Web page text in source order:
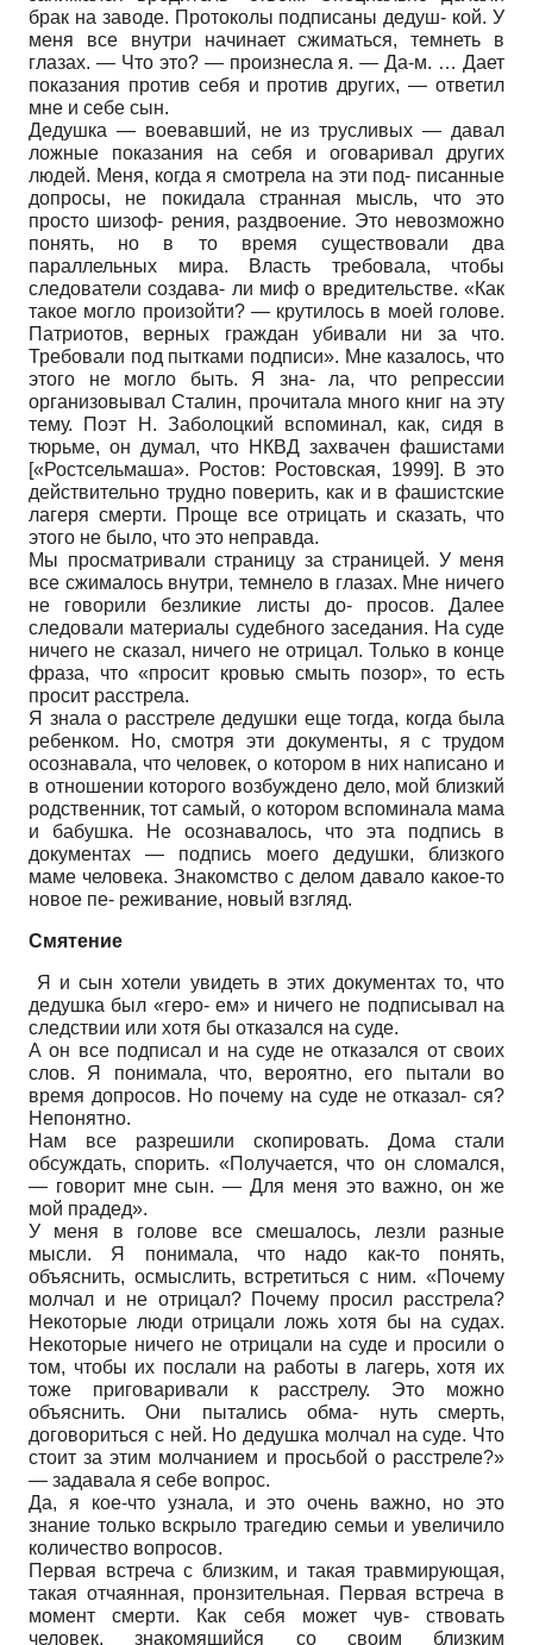
брак на заводе. Протоколы подписаны дедуш- кой. У
меня все внутри начинает сжиматься, темнеть в
глазах. — Что это? — произнесла я. — Да-м. … Дает
показания против себя и против других, — ответил
мне и себе сын.
Дедушка — воевавший, не из трусливых — давал
ложные показания на себя и оговаривал других
людей. Меня, когда я смотрела на эти под- писанные
допросы, не покидала странная мысль, что это
просто шизоф- рения, раздвоение. Это невозможно
понять, но в то время существовали два
параллельных мира. Власть требовала, чтобы
следователи создава- ли миф о вредительстве. «Как
такое могло произойти? — крутилось в моей голове.
Патриотов, верных граждан убивали ни за что.
Требовали под пытками подписи». Мне казалось, что
этого не могло быть. Я зна- ла, что репрессии
организовывал Сталин, прочитала много книг на эту
тему. Поэт Н. Заболоцкий вспоминал, как, сидя в
тюрьме, он думал, что НКВД захвачен фашистами
[«Ростсельмаша». Ростов: Ростовская, 1999]. В это
действительно трудно поверить, как и в фашистские
лагеря смерти. Проще все отрицать и сказать, что
этого не было, что это неправда.
Мы просматривали страницу за страницей. У меня
все сжималось внутри, темнело в глазах. Мне ничего
не говорили безликие листы до- просов. Далее
следовали материалы судебного заседания. На суде
ничего не сказал, ничего не отрицал. Только в конце
фраза, что «просит кровью смыть позор», то есть
просит расстрела.
Я знала о расстреле дедушки еще тогда, когда была
ребенком. Но, смотря эти документы, я с трудом
осознавала, что человек, о котором в них написано и
в отношении которого возбуждено дело, мой близкий
родственник, тот самый, о котором вспоминала мама
и бабушка. Не осознавалось, что эта подпись в
документах — подпись моего дедушки, близкого
маме человека. Знакомство с делом давало какое-то
новое пе- реживание, новый взгляд.
Смятение
Я и сын хотели увидеть в этих документах то, что
дедушка был «геро- ем» и ничего не подписывал на
следствии или хотя бы отказался на суде.
А он все подписал и на суде не отказался от своих
слов. Я понимала, что, вероятно, его пытали во
время допросов. Но почему на суде не отказал- ся?
Непонятно.
Нам все разрешили скопировать. Дома стали
обсуждать, спорить. «Получается, что он сломался,
— говорит мне сын. — Для меня это важно, он же
мой прадед».
У меня в голове все смешалось, лезли разные
мысли. Я понимала, что надо как-то понять,
объяснить, осмыслить, встретиться с ним. «Почему
молчал и не отрицал? Почему просил расстрела?
Некоторые люди отрицали ложь хотя бы на судах.
Некоторые ничего не отрицали на суде и просили о
том, чтобы их послали на работы в лагерь, хотя их
тоже приговаривали к расстрелу. Это можно
объяснить. Они пытались обма- нуть смерть,
договориться с ней. Но дедушка молчал на суде. Что
стоит за этим молчанием и просьбой о расстреле?»
— задавала я себе вопрос.
Да, я кое-что узнала, и это очень важно, но это
знание только вскрыло трагедию семьи и увеличило
количество вопросов.
Первая встреча с близким, и такая травмирующая,
такая отчаянная, пронзительная. Первая встреча в
момент смерти. Как себя может чув- ствовать
человек, знакомящийся со своим близким